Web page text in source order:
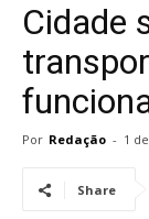
Cidade
Por Redação - 1
Share